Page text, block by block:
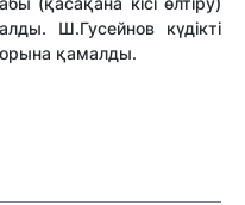
Ш.Гусейнов күдікті
қамалды.